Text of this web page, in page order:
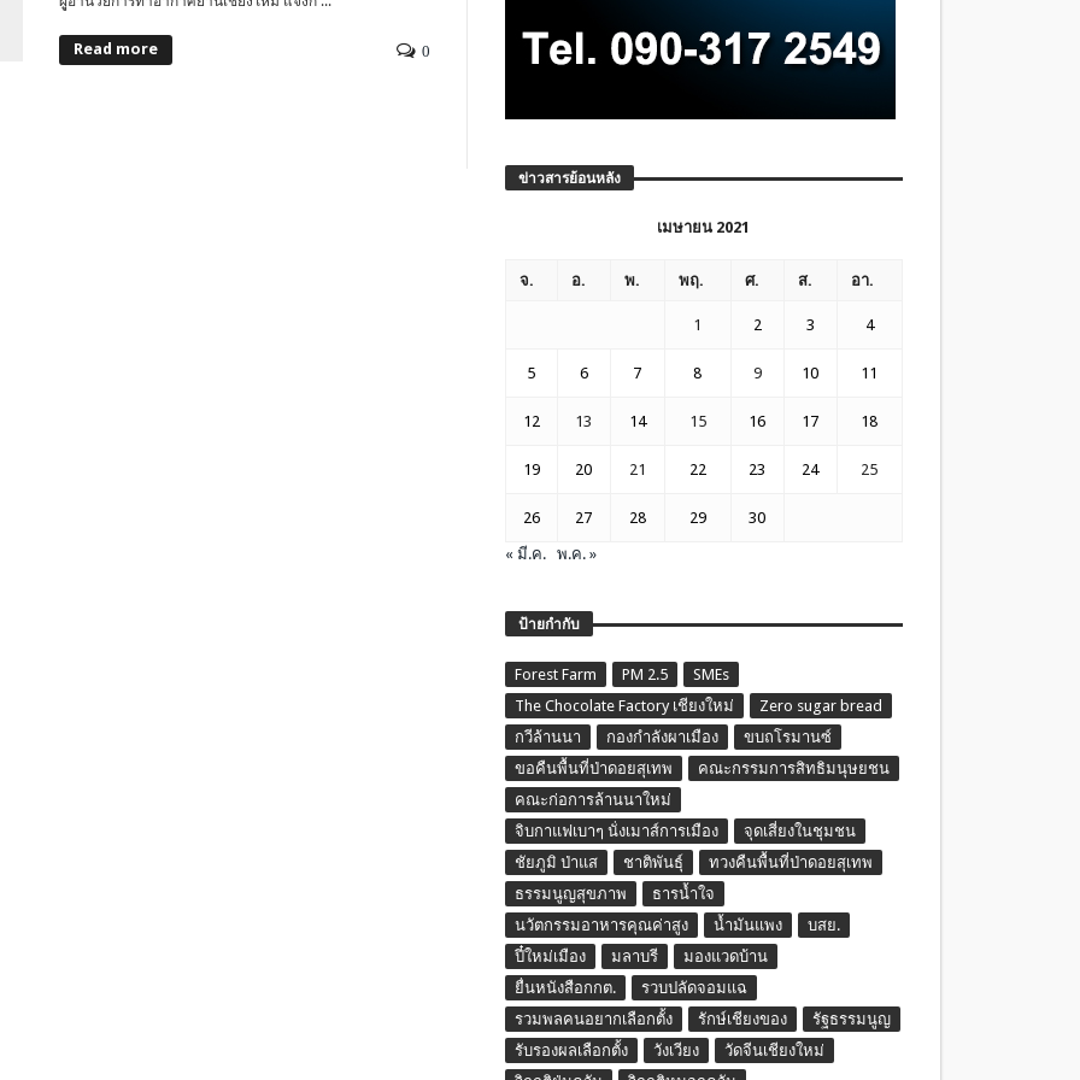
Read more 0
ข่าวสารย้อนหลัง
เมษายน 2021
จ. อ. พ. พฤ. ศ. ส. อา.
1 2 3 4
5 6 7 8 9 10 11
12 13 14 15 16 17 18
19 20 21 22 23 24 25
26 27 28 29
30
« มี.ค.
พ.ค. »
ป้ายกำกับ
Forest Farm PM 2.5
SMEs
The Chocolate Factory เชียงใหม่
Zero sugar bread
กวีล้านนา
กองกำลังผาเมือง
ขบถโรมานซ์
ขอคืนพื้นที่ป่าดอยสุเทพ
คณะกรรมการสิทธิมนุษยชน
คณะก่อการล้านนาใหม่
จิบกาแฟเบาๆ นั่งเมาส์การเมือง
จุดเสี่ยงในชุมชน
ชัยภูมิ ป่าแส
ชาติพันธุ์
ทวงคืนพื้นที่ป่าดอยสุเทพ
ธรรมนูญสุขภาพ
ธารน้ำใจ
นวัตกรรมอาหารคุณค่าสูง
น้ำมันแพง
บสย.
ปี๋ใหม่เมือง
มลาบรี
มองแวดบ้าน
ยื่นหนังสือกกต.
รวบปลัดจอมแฉ
รวมพลคนอยากเลือกตั้ง
รักษ์เชียงของ
รัฐธรรมนูญ
รับรองผลเลือกตั้ง
วังเวียง
วัดจีนเชียงใหม่